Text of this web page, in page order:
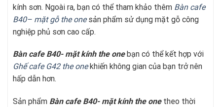
kính sơn. Ngoài ra, bạn có thể tham khảo thêm Bàn cafe
B40– mặt gỗ the onesản phẩm sử dụng mặt gỗ công
nghiệp phủ sơn cao cấp.
Bàn cafe B40- mặt kính the one bạn có thể kết hợp với
Ghế cafe G42 the one khiến không gian của bạn trở nên
hấp dẫn hơn.
Sản phẩm Bàn cafe B40- mặt kính the onetheo thời